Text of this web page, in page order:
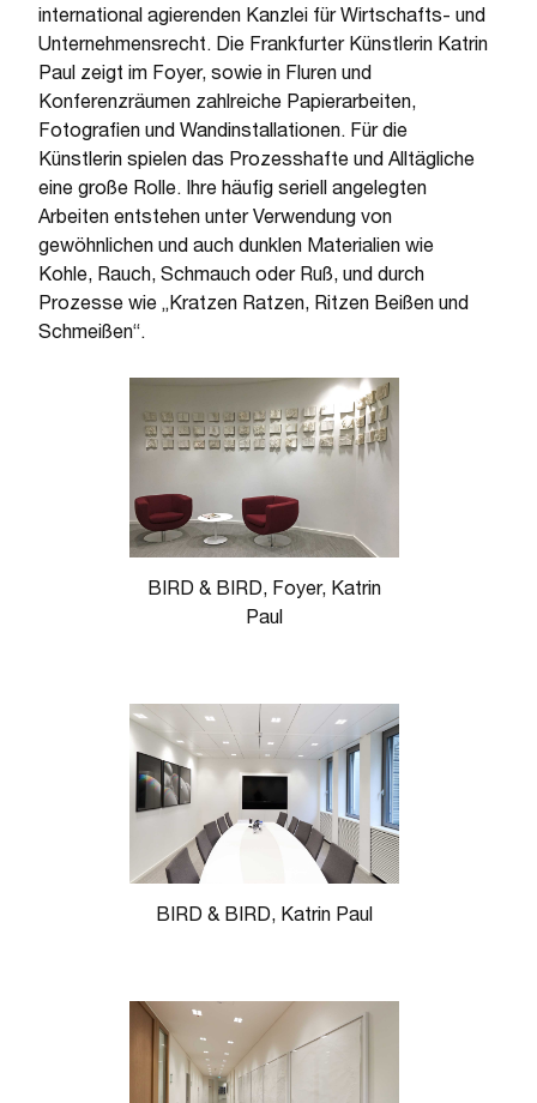
international agierenden Kanzlei für Wirtschafts- und
Unternehmensrecht. Die Frankfurter Künstlerin Katrin
Paul zeigt im Foyer, sowie in Fluren und
Konferenzräumen zahlreiche Papierarbeiten,
Fotografien und Wandinstallationen. Für die
Künstlerin spielen das Prozesshafte und Alltägliche
eine große Rolle. Ihre häufig seriell angelegten
Arbeiten entstehen unter Verwendung von
gewöhnlichen und auch dunklen Materialien wie
Kohle, Rauch, Schmauch oder Ruß, und durch
Prozesse wie „Kratzen Ratzen, Ritzen Beißen und
Schmeißen“.
BIRD & BIRD, Foyer, Katrin
Paul
BIRD & BIRD, Katrin Paul